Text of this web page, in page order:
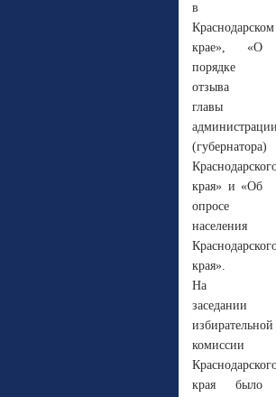
в
Краснодарском
крае», «О
порядке
отзыва
главы
(губернатора)
края» и «Об
опросе
населения
края».
На
заседании
избирательной
комиссии
края было